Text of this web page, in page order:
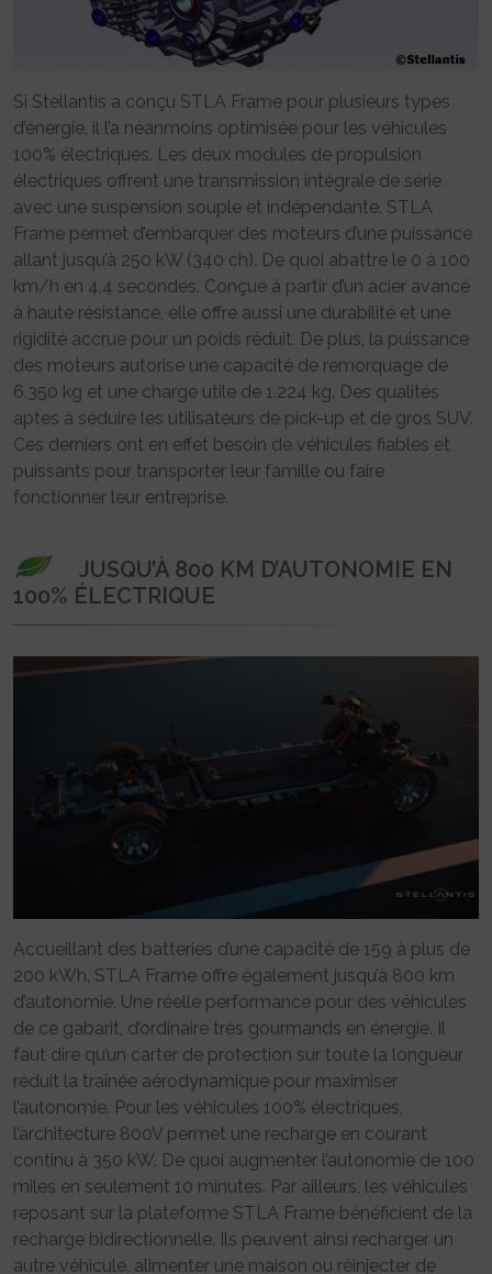
Si Stellantis a conçu STLA Frame pour plusieurs types
d’énergie, il l’a néanmoins optimisée pour les véhicules
100% électriques. Les deux modules de propulsion
électriques offrent une transmission intégrale de série
avec une suspension souple et indépendante. STLA
Frame permet d’embarquer des moteurs d’une puissance
allant jusqu’à 250 kW (340 ch). De quoi abattre le 0 à 100
km/h en 4,4 secondes. Conçue à partir d’un acier avancé
à haute résistance, elle offre aussi une durabilité et une
rigidité accrue pour un poids réduit. De plus, la puissance
des moteurs autorise une capacité de remorquage de
6.350 kg et une charge utile de 1.224 kg. Des qualités
aptes à séduire les utilisateurs de pick-up et de gros SUV.
Ces derniers ont en effet besoin de véhicules fiables et
puissants pour transporter leur famille ou faire
fonctionner leur entreprise.
JUSQU’À 800 KM D’AUTONOMIE EN
100% ÉLECTRIQUE
Accueillant des batteries d’une capacité de 159 à plus de
200 kWh, STLA Frame offre également jusqu’à 800 km
d’autonomie. Une réelle performance pour des véhicules
de ce gabarit, d’ordinaire très gourmands en énergie. Il
faut dire qu’un carter de protection sur toute la longueur
réduit la traînée aérodynamique pour maximiser
l’autonomie. Pour les véhicules 100% électriques,
l’architecture 800V permet une recharge en courant
continu à 350 kW. De quoi augmenter l’autonomie de 100
miles en seulement 10 minutes. Par ailleurs, les véhicules
reposant sur la plateforme STLA Frame bénéficient de la
recharge bidirectionnelle. Ils peuvent ainsi recharger un
autre véhicule, alimenter une maison ou réinjecter de